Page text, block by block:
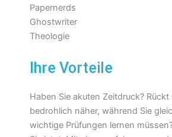
Ihre Vorteile
Haben Sie akuten Zeitdruck?
bedrohlich näher, während Sie
wichtige Prüfungen lernen